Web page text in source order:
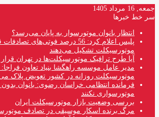
جمعه, 16 مرداد 1405
سر خط خبرها
انتظار بانوان موتورسوار به پایان می‌رسد؟
پلیس اعلام کرد: 56 درصد فوتی‌های
موتورسیکلت تشکیل می‌دهند
آیا طرح ترافیک موتورسیکلت‌ها در تهران
مدیر عامل موسسه راهگشا بنیاد تعاون فراجا:
موتورسیکلت روزانه در کشور تعویض پلاک
فرمانده انتظامی خراسان رضوی: بانوان بدون
موتورسواری نکنند
بررسی وضعیت بازار موتورسیکلت ایران
مرگ برنده اسکار موسیقی در تصادف